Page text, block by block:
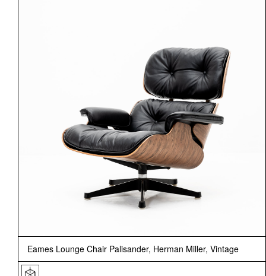
Eames Lounge Chair Palisander, Herman Miller, Vintage